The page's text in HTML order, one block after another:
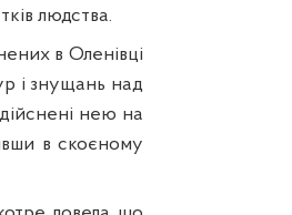
людства.
в Оленівці
і знущань над
нею на
в скоєному